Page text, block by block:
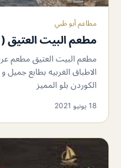
مطاعم أبو ظبي
مطعم البيت العتيق (
مطعم البيت العتيق مطعم
الاطباق الغربيه بطابع جميل
الكوردن بلو المميز
18 يونيو 2021